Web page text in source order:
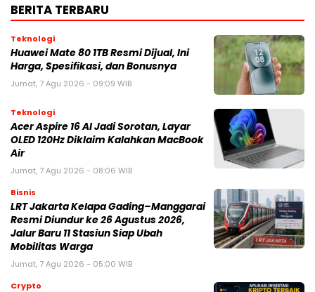
BERITA TERBARU
Teknologi
Huawei Mate 80 1TB Resmi Dijual, Ini
Harga, Spesifikasi, dan Bonusnya
Jumat, 7 Agu 2026 - 09:09 WIB
Teknologi
Acer Aspire 16 AI Jadi Sorotan, Layar
OLED 120Hz Diklaim Kalahkan MacBook
Air
Jumat, 7 Agu 2026 - 08:06 WIB
Bisnis
LRT Jakarta Kelapa Gading–Manggarai
Resmi Diundur ke 26 Agustus 2026,
Jalur Baru 11 Stasiun Siap Ubah
Mobilitas Warga
Jumat, 7 Agu 2026 - 05:00 WIB
Crypto